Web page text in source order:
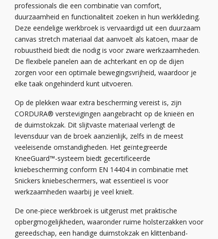
professionals die een combinatie van comfort,
duurzaamheid en functionaliteit zoeken in hun werkkleding.
Deze eendelige werkbroek is vervaardigd uit een duurzaam
canvas stretch materiaal dat aanvoelt als katoen, maar de
robuustheid biedt die nodig is voor zware werkzaamheden.
De flexibele panelen aan de achterkant en op de dijen
zorgen voor een optimale bewegingsvrijheid, waardoor je
elke taak ongehinderd kunt uitvoeren.
Op de plekken waar extra bescherming vereist is, zijn
CORDURA® verstevigingen aangebracht op de knieën en
de duimstokzak. Dit slijtvaste materiaal verlengt de
levensduur van de broek aanzienlijk, zelfs in de meest
veeleisende omstandigheden. Het geïntegreerde
KneeGuard™-systeem biedt gecertificeerde
kniebescherming conform EN 14404 in combinatie met
Snickers kniebeschermers, wat essentieel is voor
werkzaamheden waarbij je veel knielt.
De one-piece werkbroek is uitgerust met praktische
opbergmogelijkheden, waaronder ruime holsterzakken voor
gereedschap, een handige duimstokzak en klittenband-